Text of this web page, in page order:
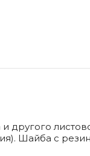
другого
Шайба с